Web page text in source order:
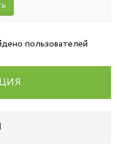
пользователей